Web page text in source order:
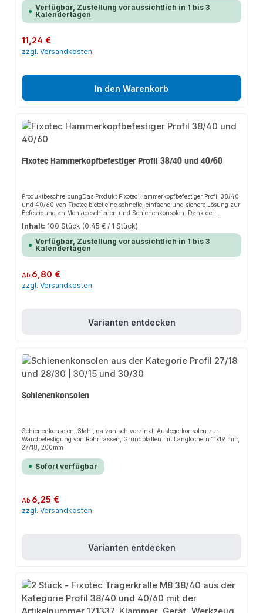
Verfügbar, Zustellung voraussichtlich in 1 bis 3
Kalendertagen
Regulärer Preis:
11,24 €
zzgl. Versandkosten
In den Warenkorb
Fixotec Hammerkopfbefestiger Profil 38/40 und 40/60
ProduktbeschreibungDas Produkt Fixotec Hammerkopfbefestiger Profil 38/40
und 40/60 von Fixotec bietet eine schnelle, einfache und sichere Lösung zur
Befestigung an Montageschienen und Schienenkonsolen. Dank der
einfachen Montage sorgt es für perfekten Halt und passt sich flexibel an
verschiedene Anwendungsbereiche an. Das robuste Design und die
unkomplizierte Installation machen dieses Produkt zu einer zuverlässigen
Wahl für jede Anwendung.EigenschaftenRobustes DesignEinfache
MontageFlexibel
äudetechnikProduktdatenMaterial: Hochwertiger StahlOberfläche:
VerzinktKompatibilität: Profil 38/40 und 40/60In unserem Sortiment finden
Sie auch passende Zubehörteile sowie weitere Produkte für den Anschluss.
Inhalt: 100 Stück (0,45 € / 1 Stück)
Verfügbar, Zustellung voraussichtlich in 1 bis 3
Kalendertagen
Regulärer Preis:
Ab 6,80 €
zzgl. Versandkosten
Varianten entdecken
Schienenkonsolen
Schienenkonsolen, Stahl, galvanisch verzinkt, Auslegerkonsolen zur
Wandbefestigung von Rohrtrassen, Grundplatten mit Langlöchern 11x19 mm,
27/18, 200mm
Sofort verfügbar
Regulärer Preis:
Ab 6,25 €
zzgl. Versandkosten
Varianten entdecken